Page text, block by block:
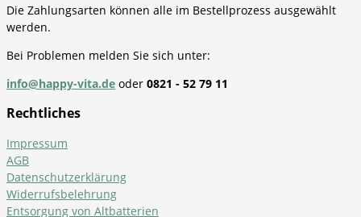
Die Zahlungsarten können alle im Bestellprozess ausgewählt
werden.
Bei Problemen melden Sie sich unter:
info@happy-vita.de oder 0821 - 52 79 11
Rechtliches
Impressum
AGB
Datenschutzerklärung
Widerrufsbelehrung
Entsorgung von Altbatterien